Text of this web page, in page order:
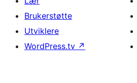
Brukerstøtte
Utviklere
WordPress.tv ↗